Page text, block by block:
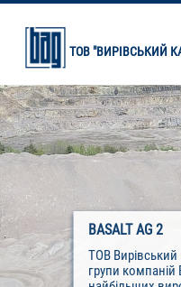
основного
вмісту
ТОВ "ВИРІВСЬКИЙ
BASALT AG 2
ТОВ Вирівський
групи компаній